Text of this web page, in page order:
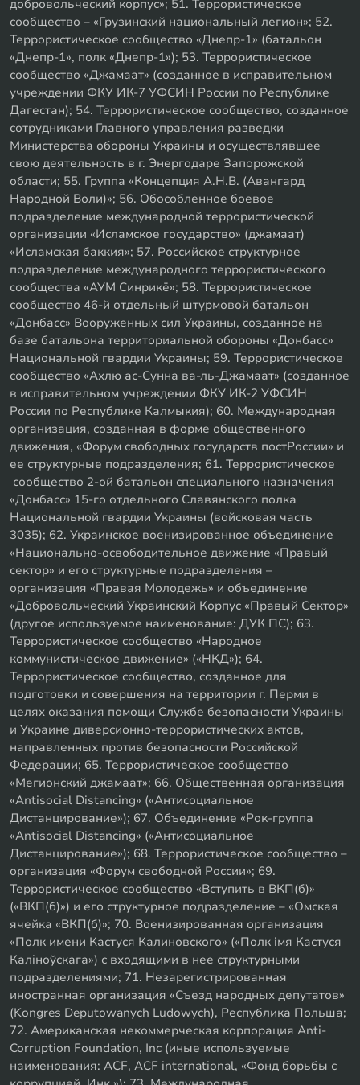
добровольческий корпус»; 51. Террористическое
сообщество – «Грузинский национальный легион»; 52.
Террористическое сообщество «Днепр-1» (батальон
«Днепр-1», полк «Днепр-1»); 53. Террористическое
сообщество «Джамаат» (созданное в исправительном
учреждении ФКУ ИК-7 УФСИН России по Республике
Дагестан); 54. Террористическое сообщество, созданное
сотрудниками Главного управления разведки
Министерства обороны Украины и осуществлявшее
свою деятельность в г. Энергодаре Запорожской
области; 55. Группа «Концепция А.Н.В. (Авангард
Народной Воли)»; 56. Обособленное боевое
подразделение международной террористической
организации «Исламское государство» (джамаат)
«Исламская баккия»; 57. Российское структурное
подразделение международного террористического
сообщества «АУМ Синрикё»; 58. Террористическое
сообщество 46-й отдельный штурмовой батальон
«Донбасс» Вооруженных сил Украины, созданное на
базе батальона территориальной обороны «Донбасс»
Национальной гвардии Украины; 59. Террористическое
сообщество «Ахлю ас-Сунна ва-ль-Джамаат» (созданное
в исправительном учреждении ФКУ ИК-2 УФСИН
России по Республике Калмыкия); 60. Международная
организация, созданная в форме общественного
движения, «Форум свободных государств постРоссии» и
ее структурные подразделения; 61. Террористическое
сообщество 2-ой батальон специального назначения
«Донбасс» 15-го отдельного Славянского полка
Национальной гвардии Украины (войсковая часть
3035); 62. Украинское военизированное объединение
«Национально-освободительное движение «Правый
сектор» и его структурные подразделения –
организация «Правая Молодежь» и объединение
«Добровольческий Украинский Корпус «Правый Сектор»
(другое используемое наименование: ДУК ПС); 63.
Террористическое сообщество «Народное
коммунистическое движение» («НКД»); 64.
Террористическое сообщество, созданное для
подготовки и совершения на территории г. Перми в
целях оказания помощи Службе безопасности Украины
и Украине диверсионно-террористических актов,
направленных против безопасности Российской
Федерации; 65. Террористическое сообщество
«Мегионский джамаат»; 66. Общественная организация
«Antisocial Distancing» («Антисоциальное
Дистанцирование»); 67. Объединение «Рок-группа
«Antisocial Distancing» («Антисоциальное
Дистанцирование»); 68. Террористическое сообщество –
организация «Форум свободной России»; 69.
Террористическое сообщество «Вступить в ВКП(б)»
(«ВКП(б)») и его структурное подразделение – «Омская
ячейка «ВКП(б)»; 70. Военизированная организация
«Полк имени Кастуся Калиновского» («Полк iмя Кастуся
Калiноўскага») с входящими в нее структурными
подразделениями; 71. Незарегистрированная
иностранная организация «Съезд народных депутатов»
(Kongres Deputowanych Ludowych), Республика Польша;
72. Американская некоммерческая корпорация Anti-
Corruption Foundation, Inc (иные используемые
наименования: ACF, ACF international, «Фонд борьбы с